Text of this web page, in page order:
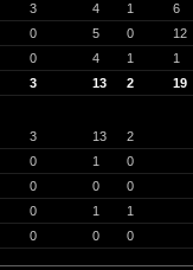
3 4 1
6
0 5 0
12
0 4 1
1
3 13 2 19
3 13
2
0 1
0
0 0
0
0 1
1
0 0 0